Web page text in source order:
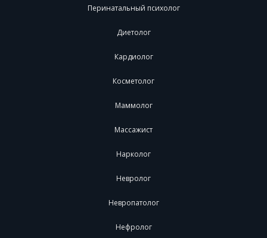
Перинатальный психолог
Диетолог
Кардиолог
Косметолог
Маммолог
Массажист
Нарколог
Невролог
Невропатолог
Нефролог